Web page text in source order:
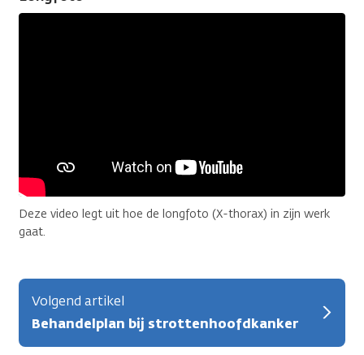
Deze video legt uit hoe de longfoto (X-thorax) in zijn werk
gaat.
Volgend artikel
Behandelplan bij strottenhoofdkanker